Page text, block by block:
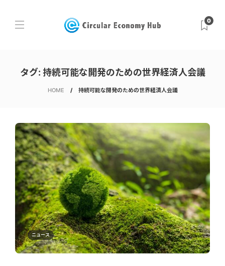
0
タグ: 持続可能な開発のための世界経済人会議
HOME 持続可能な開発のための世界経済人会議
ニュース